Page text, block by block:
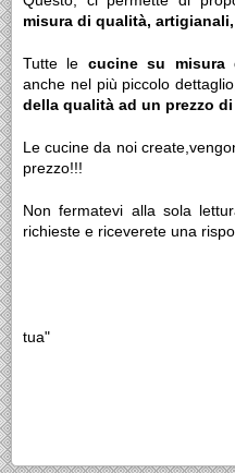
misura di qualità,
Tutte le cucine su misura
anche nel più piccolo
della qualità ad un prezzo
Le cucine da noi
prezzo!!!
Non fermatevi alla sola
richieste e riceverete una
Il nostro
"realizza come
tua"